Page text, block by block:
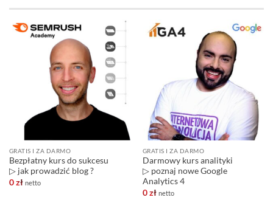
GRATIS I ZA DARMO
Bezpłatny kurs do sukcesu
▷ jak prowadzić blog ?
0zł netto
GRATIS I ZA DARMO
Darmowy kurs analityki
▷ poznaj nowe Google
Analytics 4
0zł netto